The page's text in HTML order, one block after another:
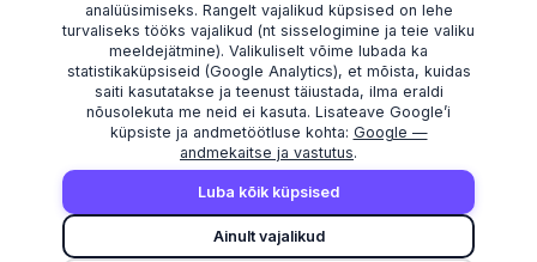
AVASTAMA
Edetabel
MAAKONNAD
Harju maakond
Tartu maakond
analüüsimiseks. Rangelt vajalikud küpsised on lehe
turvaliseks tööks vajalikud (nt sisselogimine ja teie valiku
meeldejätmine). Valikuliselt võime lubada ka
statistikaküpsiseid (Google Analytics), et mõista, kuidas
saiti kasutatakse ja teenust täiustada, ilma eraldi
nõusolekuta me neid ei kasuta. Lisateave Google’i
küpsiste ja andmetöötluse kohta: Google —
andmekaitse ja vastutus.
Luba kõik küpsised
Ainult vajalikud